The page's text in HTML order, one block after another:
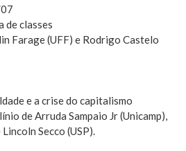
de classes
Farage (UFF) e Rodrigo Castelo
e a crise do capitalismo
de Arruda Sampaio Jr (Unicamp),
Secco (USP).